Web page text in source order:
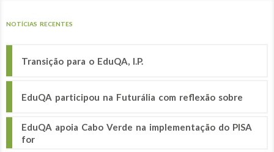
NOTÍCIAS RECENTES
Transição para o EduQA, I.P.
EduQA participou na Futurália com reflexão sobre
EduQA apoia Cabo Verde na implementação do PISA
for